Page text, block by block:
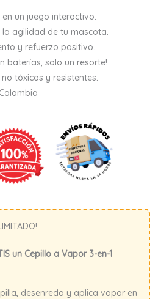
un juego interactivo.
la agilidad de tu mascota.
y refuerzo positivo.
baterías, solo un resorte!
tóxicos y resistentes.
un Cepillo a Vapor 3-en-1
desenreda y aplica vapor en